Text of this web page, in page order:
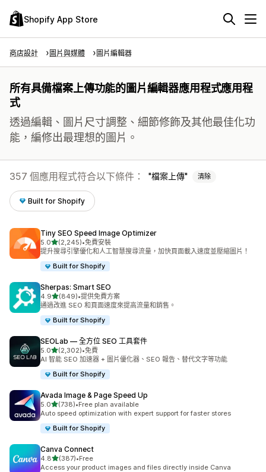
Shopify App Store
商店設計 圖片與媒體 圖片編輯器
所有具備檔案上傳功能的圖片編輯器應用程式應用程
式
透過編輯、圖片尺寸調整、細節修飾及其他最佳化功
能，編修出最理想的圖片。
357 個應用程式符合以下條件： 檔案上傳 清除
Built for Shopify
Tiny SEO Speed Image Optimizer
5.0滿分 5 顆星
(2,245)
共有 2245 則評價
•免費安裝
提升搜尋引擎優化和人工智慧搜尋流量，加快頁面載入速度並壓縮圖片！
Built for Shopify
Sherpas: Smart SEO
4.9滿分 5 顆星
(849)
共有 849 則評價
•提供免費方案
通過改進 SEO 和頁面速度來提高流量和銷售。
Built for Shopify
SEOLab — 全方位 SEO 工具套件
5.0滿分 5 顆星
(2,302)
共有 2302 則評價
•免費
AI 智能 SEO 加速器 + 圖片優化器、SEO 報告、替代文字等功能
Built for Shopify
Avada Image & Page Speed Up
5.0滿分 5 顆星
(738)
共有 738 則評價
•Free plan available
Auto speed optimization with expert support for faster stores
Built for Shopify
Canva Connect
4.8滿分 5 顆星
(387)
共有 387 則評價
•Free
Access your product images and files directly inside Canva